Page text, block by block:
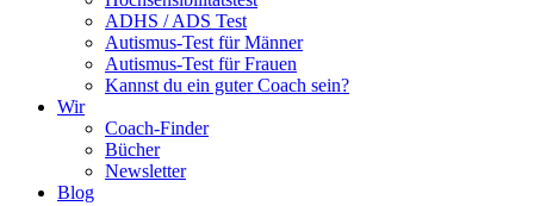
ADHS / ADS Test
Autismus-Test für Männer
Autismus-Test für Frauen
Kannst du ein guter Coach sein?
Wir
Coach-Finder
Bücher
Newsletter
Blog